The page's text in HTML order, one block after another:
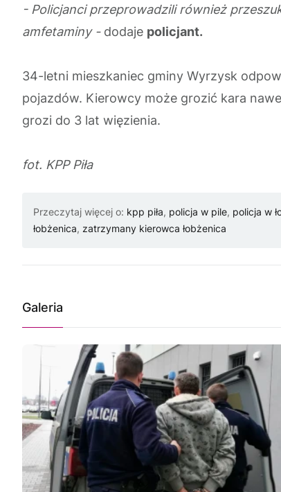
- Policjanci przeprowadzili również
amfetaminy -dodaje policjant.
34-letni mieszkaniec gminy Wyrzysk
pojazdów. Kierowcy może grozić kara
grozi do 3 lat więzienia.
fot. KPP Piła
Przeczytaj więcej o: kpp piła, policja w pile, policja w
łobżenica, zatrzymany kierowca łobżenica
Galeria